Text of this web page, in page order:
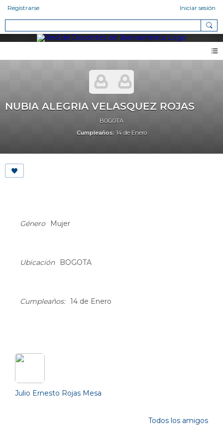
Registrarse Iniciar sesión
NUBIA ALEGRIA VELASQUEZ ROJAS
BOGOTA
Cumpleaños: 14 de Enero
Género
Mujer
Ubicación BOGOTA
Cumpleaños: 14 de Enero
Julio Ernesto Rojas Mesa
Todos los amigos